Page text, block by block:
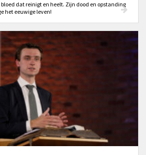
dat reinigt en heelt. Zijn dood en opstanding
het eeuwige leven!